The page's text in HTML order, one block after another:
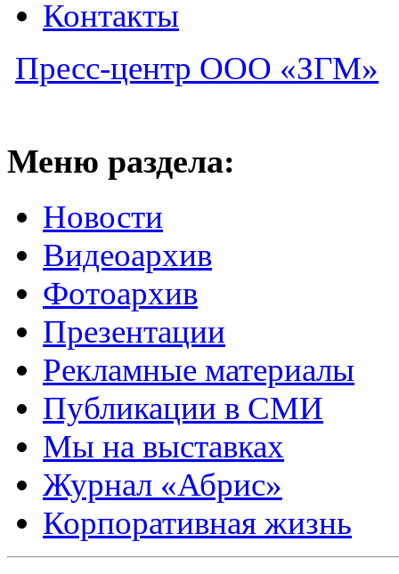
Контакты
Пресс-центр ООО «ЗГМ»
Меню раздела:
Новости
Видеоархив
Фотоархив
Презентации
Рекламные материалы
Публикации в СМИ
Мы на выставках
Журнал «Абрис»
Корпоративная жизнь